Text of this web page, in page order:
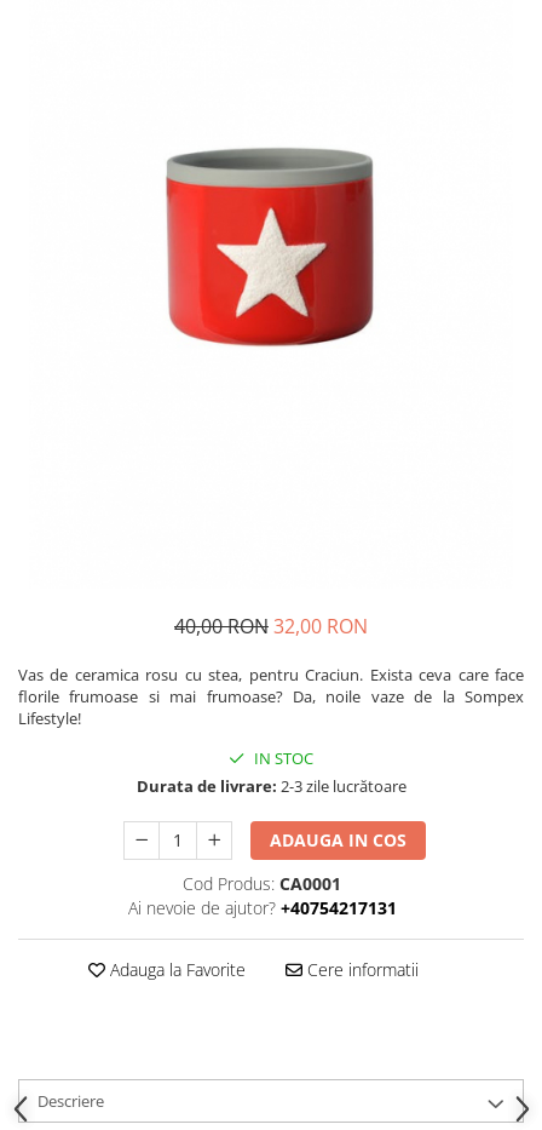
40,00 RON32,00 RON
Vas de ceramica rosu cu stea, pentru Craciun. Exista ceva care face
florile frumoase si mai frumoase? Da, noile vaze de la Sompex
Lifestyle!
IN STOC
Durata de livrare: 2-3 zile lucrătoare
ADAUGA IN COS
Cod Produs: CA0001
Ai nevoie de ajutor? +40754217131
Adauga la Favorite Cere informatii
Descriere